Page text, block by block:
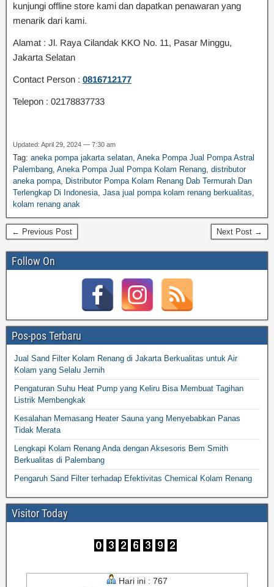
kunjungi offline store kami dan dapatkan penawaran yang
menarik dari kami.
Alamat : Jl. Raya Cilandak KKO No. 11, Pasar Minggu,
Jakarta Selatan
Contact Person : 0816712177
Telepon : 02178837733
Updated: April 29, 2024 — 7:30 am
Tag: aneka pompa jakarta selatan, Aneka Pompa Jual Pompa Astral
Palembang, Aneka Pompa Jual Pompa Kolam Renang, distributor
aneka pompa, Distributor Pompa Kolam Renang Dab Termurah Dan
Terlengkap Di Indonesia, Jasa jual pompa kolam renang berkualitas,
kolam renang anak
← Previous Post Next Post →
Follow On
Pos-pos Terbaru
Jual Sand Filter Kolam Renang di Jakarta Berkualitas untuk Air
Kolam yang Selalu Jernih
Pengaturan Suhu Heat Pump yang Keliru Bisa Membuat Tagihan
Listrik Membengkak
Kesalahan Memasang Heater Sauna yang Menyebabkan Panas
Tidak Merata
Lengkapi Kolam Renang Anda dengan Aksesoris Bem Smith
Berkualitas di Palembang
Pengaruh Sand Filter terhadap Efektivitas Chemical Kolam Renang
Visitor Today
Hari ini : 767